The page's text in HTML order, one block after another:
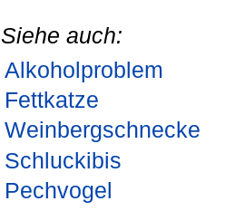
Siehe auch:
Alkoholproblem
Fettkatze
Weinbergschnecke
Schluckibis
Pechvogel